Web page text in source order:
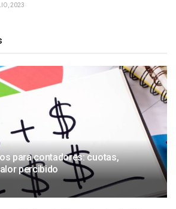
2023
para contadores: cuotas,
percibido